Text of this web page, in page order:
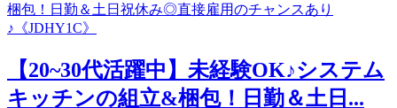
【20~30代活躍中】未経験OK♪システム
キッチンの組立&梱包！日勤＆土日...